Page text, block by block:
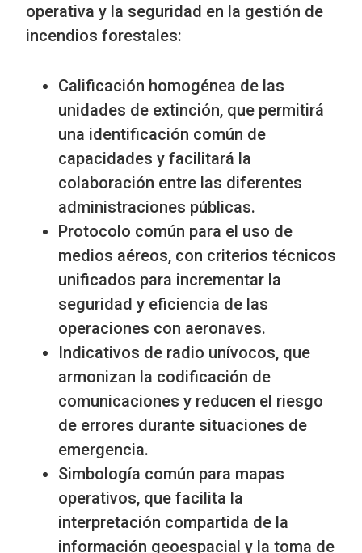
operativa y la seguridad en la gestión de
incendios forestales:
Calificación homogénea de las
unidades de extinción, que permitirá
una identificación común de
capacidades y facilitará la
colaboración entre las diferentes
administraciones públicas.
Protocolo común para el uso de
medios aéreos, con criterios técnicos
unificados para incrementar la
seguridad y eficiencia de las
operaciones con aeronaves.
Indicativos de radio unívocos, que
armonizan la codificación de
comunicaciones y reducen el riesgo
de errores durante situaciones de
emergencia.
Simbología común para mapas
operativos, que facilita la
interpretación compartida de la
información geoespacial y la toma de